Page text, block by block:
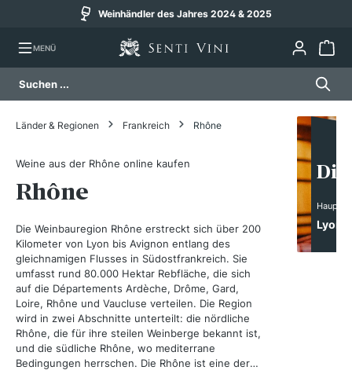
Versand am selben Werktag (bis 14 Uhr)
MENÜ
Länder & Regionen Frankreich Rhône
Weine aus der Rhône online kaufen
Rhône
Die Weinbauregion Rhône erstreckt sich über 200
Kilometer von Lyon bis Avignon entlang des
gleichnamigen Flusses in Südostfrankreich. Sie
umfasst rund 80.000 Hektar Rebfläche, die sich
auf die Départements Ardèche, Drôme, Gard,
Loire, Rhône und Vaucluse verteilen. Die Region
wird in zwei Abschnitte unterteilt: die nördliche
Rhône, die für ihre steilen Weinberge bekannt ist,
und die südliche Rhône, wo mediterrane
Bedingungen herrschen. Die Rhône ist eine der
Lyon